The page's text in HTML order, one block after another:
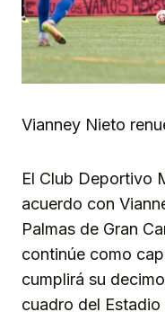
Vianney Nieto
El Club Deportivo
acuerdo con
Palmas de Gran
continúe como
cumplirá su
cuadro del